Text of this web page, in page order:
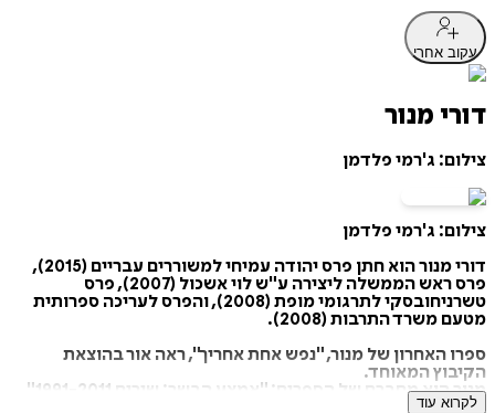
עקוב אחרי
דורי מנור
צילום: ג'רמי פלדמן
צילום: ג'רמי פלדמן
דורי מנור הוא חתן פרס יהודה עמיחי למשוררים עבריים (2015),
פרס ראש הממשלה ליצירה ע"ש לוי אשכול (2007), פרס
טשרניחובסקי לתרגומי מופת (2008), והפרס לעריכה ספרותית
מטעם משרד התרבות (2008).
ספרו האחרון של מנור, "נפש אחת אחריך", ראה אור בהוצאת
הקיבוץ המאוחד.
מנור הוא מחברם של הספרים: "אמצע הבשר: שירים 1991-2011"
לקרוא עוד